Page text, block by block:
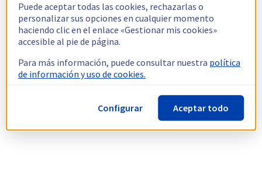
Puede aceptar todas las cookies, rechazarlas o
personalizar sus opciones en cualquier momento
haciendo clic en el enlace «Gestionar mis cookies»
accesible al pie de página.
Para más información, puede consultar nuestra política
de información y uso de cookies.
Configurar Aceptar todo